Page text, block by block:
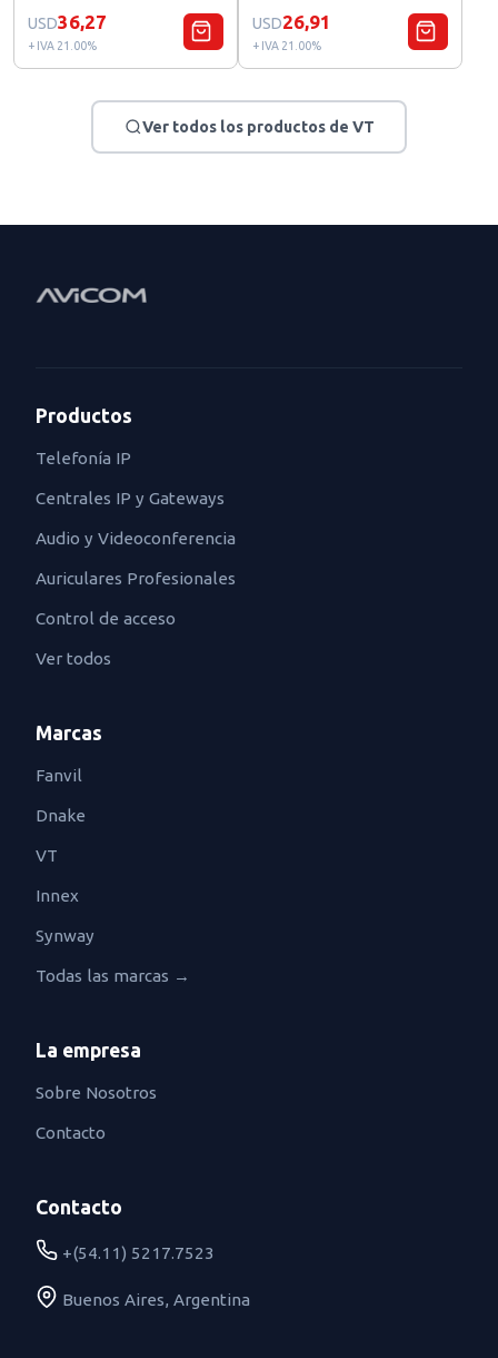
USD36,27
+ IVA 21.00%
USD26,91
+ IVA 21.00%
Ver todos los productos de VT
Productos
Telefonía IP
Centrales IP y Gateways
Audio y Videoconferencia
Auriculares Profesionales
Control de acceso
Ver todos
Marcas
Fanvil
Dnake
VT
Innex
Synway
Todas las marcas →
La empresa
Sobre Nosotros
Contacto
Contacto
+(54.11) 5217.7523
Buenos Aires, Argentina